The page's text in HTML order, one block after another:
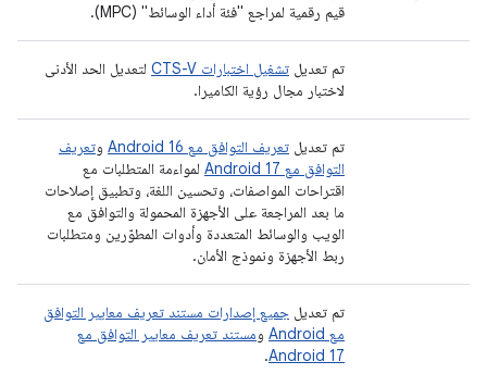
قيم رقمية لمراجع "فئة أداء الوسائط" (MPC).
تم تعديل تشغيل اختبارات CTS-V
لتعديل الحد الأدنى
لاختبار مجال رؤية الكاميرا.
تم تعديل تعريف التوافق مع Android 16 وتعريف
التوافق مع Android 17
لمواءمة المتطلبات مع
اقتراحات المواصفات، وتحسين اللغة، وتطبيق إصلاحات
ما بعد المراجعة على الأجهزة المحمولة والتوافق مع
الويب والوسائط المتعددة وأدوات المطوّرين ومتطلبات
ربط الأجهزة ونموذج الأمان.
تم تعديل جميع إصدارات مستند تعريف معايير التوافق
مع Android
ومستند تعريف معايير التوافق مع
Android 17
.